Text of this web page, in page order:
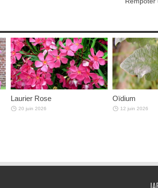
Laurier Rose
20 juin 2026
Oïdium
12 juin 2026